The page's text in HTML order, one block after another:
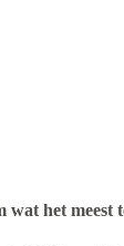
het meest